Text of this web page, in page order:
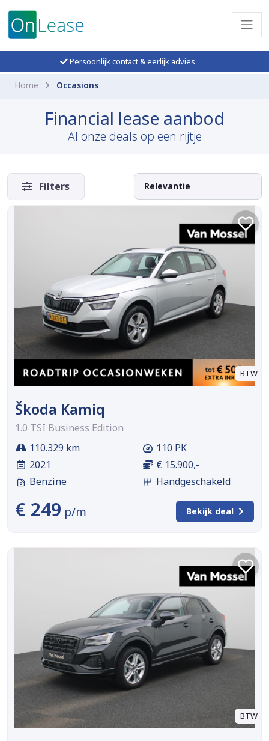
Persoonlijk contact & eerlijk advies
Home Occasions
Financial lease aanbod
Al onze deals op een rijtje
Filters
BTW
Škoda Kamiq
1.0 TSI Business Edition
110.329 km
2021
Benzine
110 PK
€ 15.900,-
Handgeschakeld
€ 249 p/m Bekijk deal
BTW